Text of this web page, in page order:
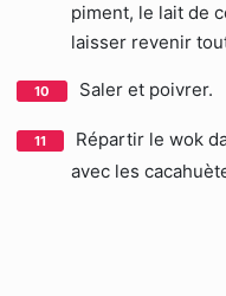
piment, le lait de
laisser revenir
Saler et poivrer.
Répartir le wok
avec les